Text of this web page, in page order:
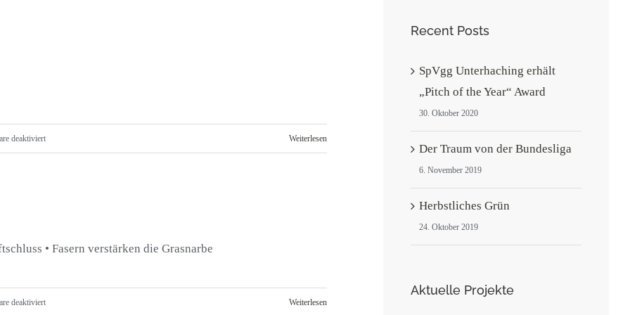
deaktiviertfür Weiterlesen
• Fasern verstärken die Grasnarbe
deaktiviertfür Weiterlesen
Recent Posts
SpVgg Unterhaching erhält
„Pitch of the Year“ Award
30. Oktober 2020
Der Traum von der Bundesliga
6. November 2019
Herbstliches Grün
24. Oktober 2019
Aktuelle Projekte